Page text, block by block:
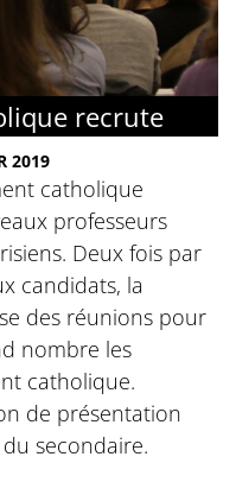
recrute
2019
catholique
professeurs
Deux fois par
candidats, la
des réunions pour
nombre les
catholique.
de présentation
secondaire.